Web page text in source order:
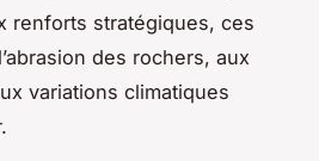
renforts stratégiques, ces
des rochers, aux
variations climatiques